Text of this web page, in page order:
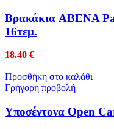
Βρακάκια ABENA
16τεμ.
18.40 €
Προσθήκη στο καλάθι
Γρήγορη προβολή
Υποσέντονα Open